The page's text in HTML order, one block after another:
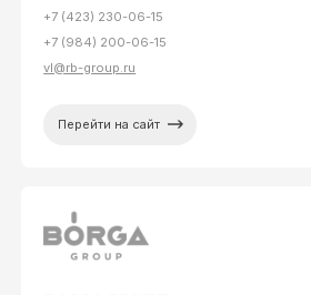
+7 (423) 230-06-15
+7 (984) 200-06-15
vl@rb-group.ru
Перейти на сайт